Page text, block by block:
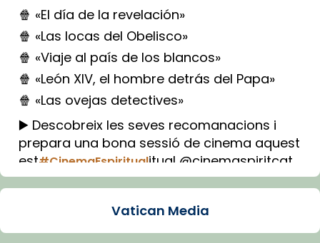
🍿 «El día de la revelación»
🍿 «Las locas del Obelisco»
🍿 «Viaje al país de los blancos»
🍿 «León XIV, el hombre detrás del Papa»
🍿 «Las ovejas detectives»
▶️ Descobreix les seves recomanacions i
prepara una bona sessió de cinema aquest
est#CinemaEspiritualitual @cinemaspiritcat
Imatge: Generada amb IA (OpenAI)
Vatican Media